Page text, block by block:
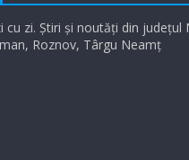
cu zi. Știri și noutăți din județul
Roznov, Târgu Neamț